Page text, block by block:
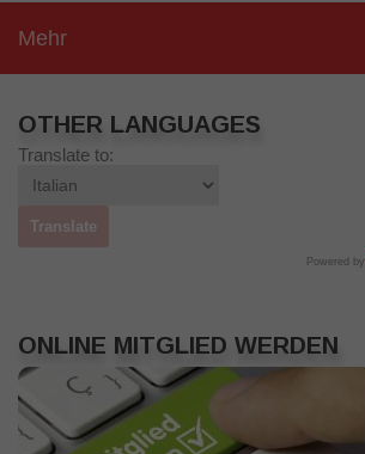
Mehr
OTHER LANGUAGES
Translate to:
Powered by
ONLINE MITGLIED WERDEN